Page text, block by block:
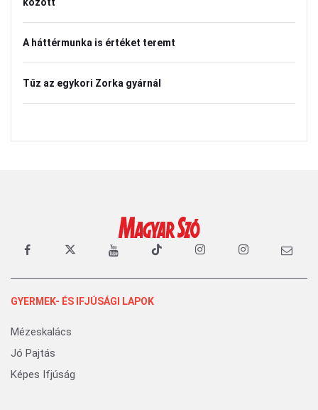
A háttérmunka is értéket teremt
Tűz az egykori Zorka gyárnál
GYERMEK- ÉS IFJÚSÁGI LAPOK
Mézeskalács
Jó Pajtás
Képes Ifjúság